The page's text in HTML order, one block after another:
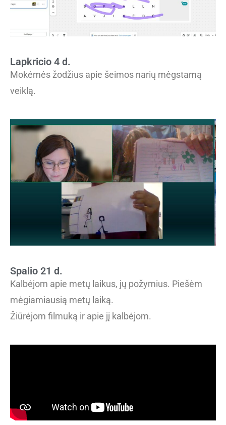
Lapkricio 4 d.
Mokėmės žodžius apie šeimos narių mėgstamą
veiklą.
Spalio 21 d.
Kalbėjom apie metų laikus, jų požymius. Piešėm
mėgiamiausią metų laiką.
Žiūrėjom filmuką ir apie jį kalbėjom.